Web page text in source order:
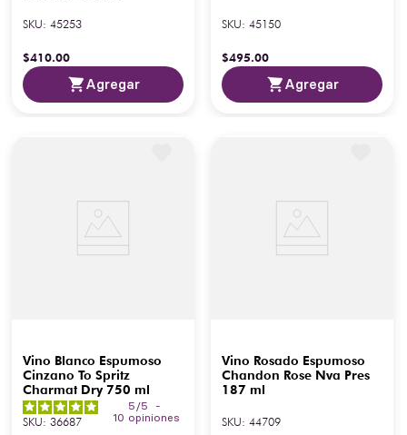
SKU: 45253
$410.00
Agregar
SKU: 45150
$495.00
Agregar
Vino Blanco Espumoso
Cinzano To Spritz
Charmat Dry 750 ml
5 /5
-
10 opiniones
SKU: 36687
Vino Rosado Espumoso
Chandon Rose Nva Pres
187 ml
SKU: 44709